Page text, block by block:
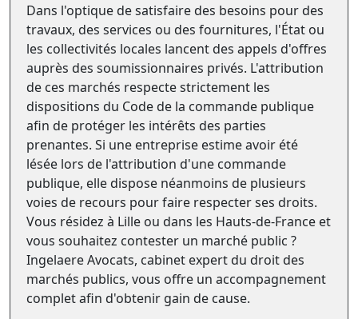
Dans l'optique de satisfaire des besoins pour des
travaux, des services ou des fournitures, l'État ou
les collectivités locales lancent des appels d'offres
auprès des soumissionnaires privés. L'attribution
de ces marchés respecte strictement les
dispositions du Code de la commande publique
afin de protéger les intérêts des parties
prenantes. Si une entreprise estime avoir été
lésée lors de l'attribution d'une commande
publique, elle dispose néanmoins de plusieurs
voies de recours pour faire respecter ses droits.
Vous résidez à Lille ou dans les Hauts-de-France et
vous souhaitez contester un marché public ?
Ingelaere Avocats, cabinet expert du droit des
marchés publics, vous offre un accompagnement
complet afin d'obtenir gain de cause.